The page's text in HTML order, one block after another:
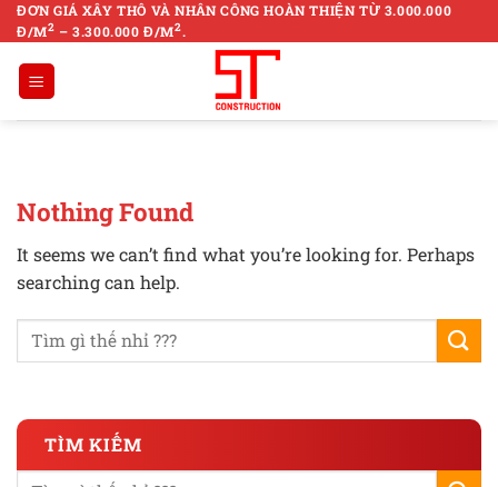
Skip
to
content
ĐƠN GIÁ XÂY THÔ VÀ NHÂN CÔNG HOÀN THIỆN TỪ 3.000.000
Đ/M2 – 3.300.000 Đ/M2.
Nothing Found
It seems we can’t find what you’re looking for. Perhaps
searching can help.
TÌM KIẾM